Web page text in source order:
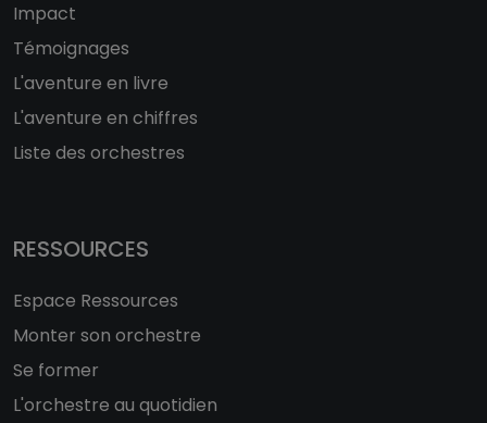
Impact
Témoignages
L'aventure en livre
L'aventure en chiffres
Liste des orchestres
RESSOURCES
Espace Ressources
Monter son orchestre
Se former
L'orchestre au quotidien